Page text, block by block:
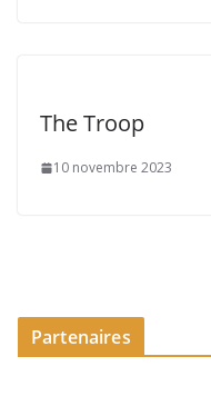
The Troop
10 novembre 2023
Partenaires